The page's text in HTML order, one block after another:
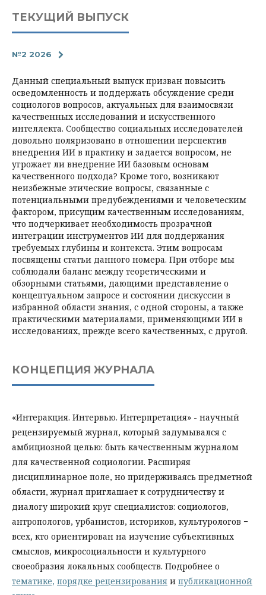
ТЕКУЩИЙ ВЫПУСК
№2 2026
Данный специальный выпуск призван повысить
осведомленность и поддержать обсуждение среди
социологов вопросов, актуальных для взаимосвязи
качественных исследований и искусственного
интеллекта. Сообщество социальных исследователей
довольно поляризовано в отношении перспектив
внедрения ИИ в практику и задается вопросом, не
угрожает ли внедрение ИИ базовым основам
качественного подхода? Кроме того, возникают
неизбежные этические вопросы, связанные с
потенциальными предубеждениями и человеческим
фактором, присущим качественным исследованиям,
что подчеркивает необходимость прозрачной
интеграции инструментов ИИ для поддержания
требуемых глубины и контекста. Этим вопросам
посвящены статьи данного номера. При отборе мы
соблюдали баланс между теоретическими и
обзорными статьями, дающими представление о
концептуальном запросе и состоянии дискуссии в
избранной области знания, с одной стороны, а также
практическими материалами, применяющими ИИ в
исследованиях, прежде всего качественных, с другой.
КОНЦЕПЦИЯ ЖУРНАЛА
«Интеракция. Интервью. Интерпретация» - научный
рецензируемый журнал, который задумывался с
амбициозной целью: быть качественным журналом
для качественной социологии. Расширяя
дисциплинарное поле, но придерживаясь предметной
области, журнал приглашает к сотрудничеству и
диалогу широкий круг специалистов: социологов,
антропологов, урбанистов, историков, культурологов −
всех, кто ориентирован на изучение субъективных
смыслов, микросоциальности и культурного
своеобразия локальных сообществ. Подробнее о
тематике, порядке рецензирования и публикационной